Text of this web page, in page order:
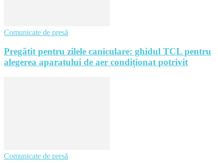
Comunicate de presă
Pregătit pentru zilele caniculare: ghidul TCL pentru
alegerea aparatului de aer condiționat potrivit
Comunicate de presă